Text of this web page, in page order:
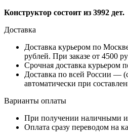
Конструктор состоит из 3992 дет.
Доставка
Доставка курьером по
рублей. При заказе от 4500
Срочная доставка курьером
Доставка по всей России —
автоматически при
Варианты оплаты
При получении наличными
Оплата сразу переводом на